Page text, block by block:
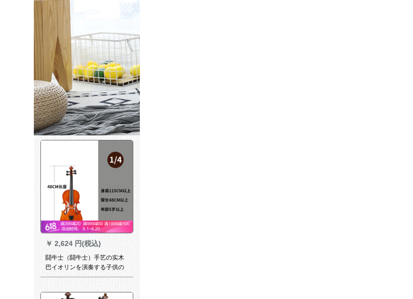
￥ 2,624 円(税込)
闘牛士（闘牛士）手艺の实木
巴イオリンを演奏する子供の
イオリン1/4 Bのナツメ色